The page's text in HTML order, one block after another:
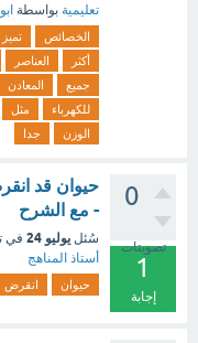
تعليمية بواسطة
الخصائص تميز
أكثر
العناصر
جميع
المعادن
للكهرباء
مثل
الوزن
جدا
0
تصويتات
1
إجابة
حيوان قد
- مع الشرح
سُئل يوليو 24 في
أستاذ المناهج
حيوان انقرض